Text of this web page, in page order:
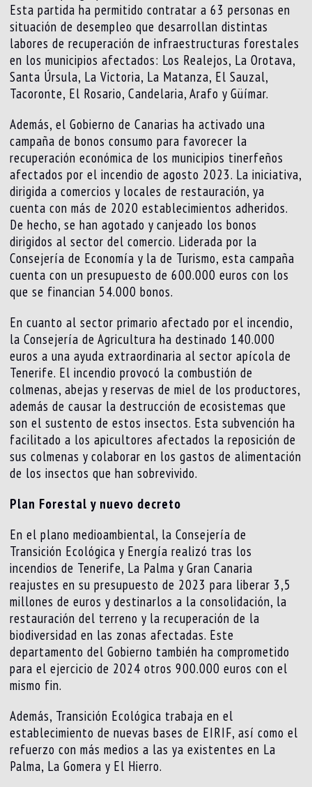
Esta partida ha permitido contratar a 63 personas en
situación de desempleo que desarrollan distintas
labores de recuperación de infraestructuras forestales
en los municipios afectados: Los Realejos, La Orotava,
Santa Úrsula, La Victoria, La Matanza, El Sauzal,
Tacoronte, El Rosario, Candelaria, Arafo y Güímar.
Además, el Gobierno de Canarias ha activado una
campaña de bonos consumo para favorecer la
recuperación económica de los municipios tinerfeños
afectados por el incendio de agosto 2023. La iniciativa,
dirigida a comercios y locales de restauración, ya
cuenta con más de 2020 establecimientos adheridos.
De hecho, se han agotado y canjeado los bonos
dirigidos al sector del comercio. Liderada por la
Consejería de Economía y la de Turismo, esta campaña
cuenta con un presupuesto de 600.000 euros con los
que se financian 54.000 bonos.
En cuanto al sector primario afectado por el incendio,
la Consejería de Agricultura ha destinado 140.000
euros a una ayuda extraordinaria al sector apícola de
Tenerife. El incendio provocó la combustión de
colmenas, abejas y reservas de miel de los productores,
además de causar la destrucción de ecosistemas que
son el sustento de estos insectos. Esta subvención ha
facilitado a los apicultores afectados la reposición de
sus colmenas y colaborar en los gastos de alimentación
de los insectos que han sobrevivido.
Plan Forestal y nuevo decreto
En el plano medioambiental, la Consejería de
Transición Ecológica y Energía realizó tras los
incendios de Tenerife, La Palma y Gran Canaria
reajustes en su presupuesto de 2023 para liberar 3,5
millones de euros y destinarlos a la consolidación, la
restauración del terreno y la recuperación de la
biodiversidad en las zonas afectadas. Este
departamento del Gobierno también ha comprometido
para el ejercicio de 2024 otros 900.000 euros con el
mismo fin.
Además, Transición Ecológica trabaja en el
establecimiento de nuevas bases de EIRIF, así como el
refuerzo con más medios a las ya existentes en La
Palma, La Gomera y El Hierro.